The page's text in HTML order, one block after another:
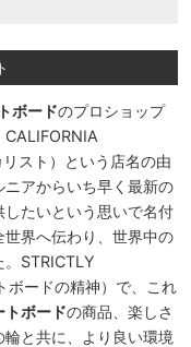
ボードのプロショップ
CALIFORNIA
スト）という店名の由
アからいち早く最新の
たいという思いで名付
界へ伝わり、世界中の
。STRICTLY
ボードの精神）で、これ
トボードの商品、楽しさ
と共に、より良い環境